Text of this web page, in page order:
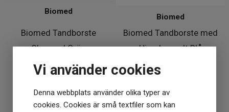
Vi använder cookies
Denna webbplats använder olika typer av
cookies. Cookies är små textfiler som kan
Biomed Tandborste
Charcoal Grön
Biomed
KÖP
Biomed Tandborste med
Himalayasalt Blå
Biomed
KÖP